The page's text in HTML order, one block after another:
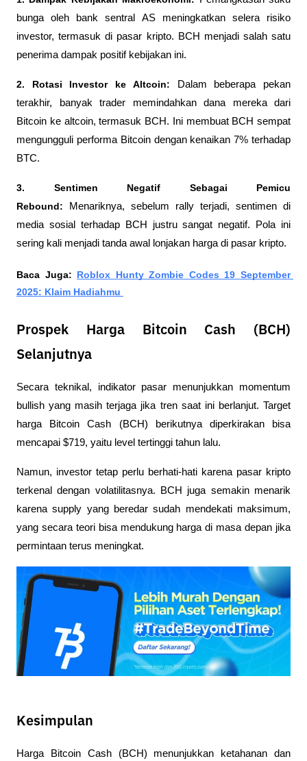
bunga oleh bank sentral AS meningkatkan selera risiko
investor, termasuk di pasar kripto. BCH menjadi salah satu
penerima dampak positif kebijakan ini.
2. Rotasi Investor ke Altcoin:
Dalam beberapa pekan
terakhir, banyak trader memindahkan dana mereka dari
Bitcoin ke altcoin, termasuk BCH. Ini membuat BCH sempat
mengungguli performa Bitcoin dengan kenaikan 7% terhadap
BTC.
3. Sentimen Negatif Sebagai Pemicu
Rebound:
Menariknya, sebelum rally terjadi, sentimen di
media sosial terhadap BCH justru sangat negatif. Pola ini
sering kali menjadi tanda awal lonjakan harga di pasar kripto.
Baca Juga: Roblox Hunty Zombie Codes 19 September
2025: Klaim Hadiahmu
Prospek Harga Bitcoin Cash (BCH)
Selanjutnya
Secara teknikal, indikator pasar menunjukkan momentum
bullish yang masih terjaga jika tren saat ini berlanjut. Target
harga Bitcoin Cash (BCH) berikutnya diperkirakan bisa
mencapai $719, yaitu level tertinggi tahun lalu.
Namun, investor tetap perlu berhati-hati karena pasar kripto
terkenal dengan volatilitasnya. BCH juga semakin menarik
karena supply yang beredar sudah mendekati maksimum,
yang secara teori bisa mendukung harga di masa depan jika
permintaan terus meningkat.
Kesimpulan
Harga Bitcoin Cash (BCH) menunjukkan ketahanan dan